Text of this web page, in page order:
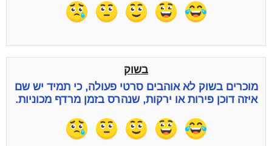
בשוק
מוכרים בשוק לא אוהבים סרטי פעולה, כי תמיד יש שם
איזה דוכן פירות או ירקות, שנהרס בזמן מרדף מכוניות.